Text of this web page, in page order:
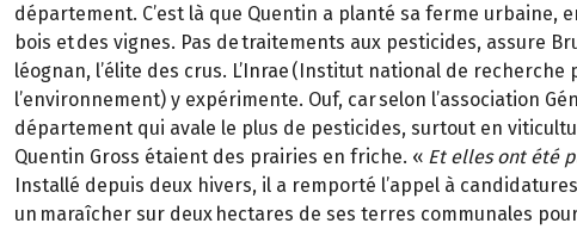
département. C’est là que Quentin a planté sa ferme urbaine,
bois et des vignes. Pas de traitements aux pesticides, assure
léognan, l’élite des crus. L’Inrae (Institut national de recherche
l’environnement) y expérimente. Ouf, car selon l’association
département qui avale le plus de pesticides, surtout en
Quentin Gross étaient des prairies en friche. « Et elles ont été
Installé depuis deux hivers, il a remporté l’appel à
un maraîcher sur deux hectares de ses terres communales